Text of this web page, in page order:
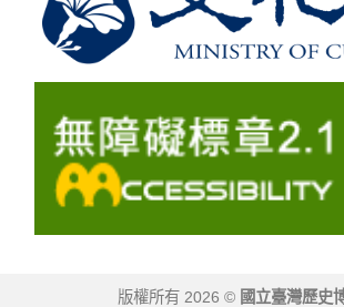
版權所有 2026 © 國立臺灣歷史